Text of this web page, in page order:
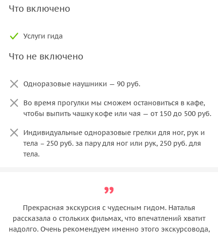
Что включено
Услуги гида
Что не включено
Одноразовые наушники — 90 руб.
Во время прогулки мы сможем остановиться в кафе,
чтобы выпить чашку кофе или чая — от 150 до 500 руб.
Индивидуальные одноразовые грелки для ног, рук и
тела – 250 руб. за пару для ног или рук, 250 руб. для
тела.
Прекрасная экскурсия с чудесным гидом. Наталья
рассказала о стольких фильмах, что впечатлений хватит
надолго. Очень рекомендуем именно этого экскурсовода,